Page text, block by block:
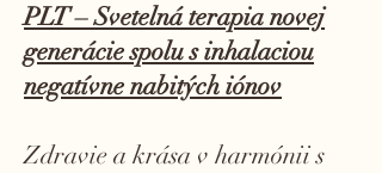
PLT – Svetelná terapia novej
generácie spolu s inhalaciou
negatívne nabitých iónov
Zdravie a krása v harmónii s